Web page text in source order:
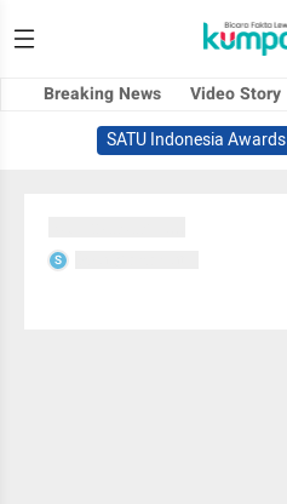
Breaking News Video Story
SATU Indonesia Awards
S